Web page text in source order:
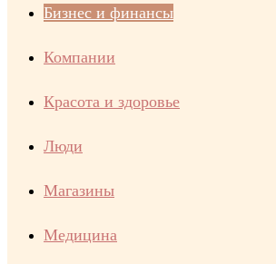
Бизнес и финансы
Компании
Красота и здоровье
Люди
Магазины
Медицина